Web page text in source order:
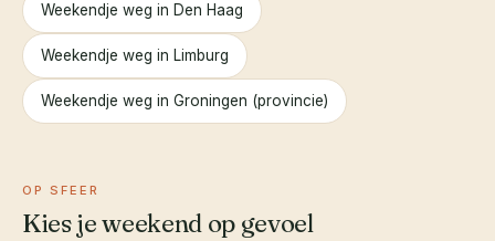
Weekendje weg in Den Haag
Weekendje weg in Limburg
Weekendje weg in Groningen (provincie)
OP SFEER
Kies je weekend op gevoel